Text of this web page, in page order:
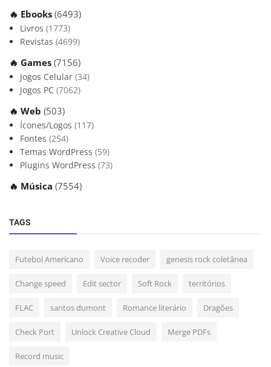
🔥 Ebooks (6493)
Livros (1773)
Revistas (4699)
🔥 Games (7156)
Jogos Celular (34)
Jogos PC (7062)
🔥 Web (503)
Ícones/Logos (117)
Fontes (254)
Temas WordPress (59)
Plugins WordPress (73)
🔥 Música (7554)
TAGS
Futebol Americano Voice recoder genesis rock coletânea
Change speed Edit sector Soft Rock territórios
FLAC santos dumont Romance literário Dragões
Check Port Unlock Creative Cloud Merge PDFs
Record music